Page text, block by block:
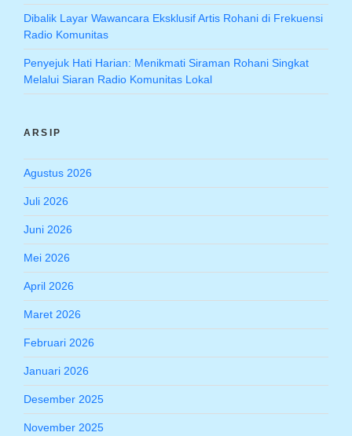
Dibalik Layar Wawancara Eksklusif Artis Rohani di Frekuensi
Radio Komunitas
Penyejuk Hati Harian: Menikmati Siraman Rohani Singkat
Melalui Siaran Radio Komunitas Lokal
ARSIP
Agustus 2026
Juli 2026
Juni 2026
Mei 2026
April 2026
Maret 2026
Februari 2026
Januari 2026
Desember 2025
November 2025